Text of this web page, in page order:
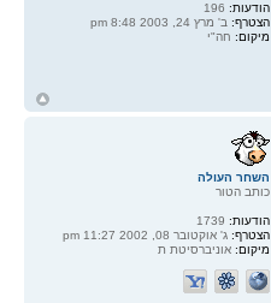
הודעות:
הצטרף: ב' מרץ 24, 2003 8:48 pm
מיקום: חה"י
השחר העולה
כותב הטור
הודעות:1739
הצטרף:ג' אוקטובר 08, 2002 11:27 pm
מיקום:אוניברסיטת ת